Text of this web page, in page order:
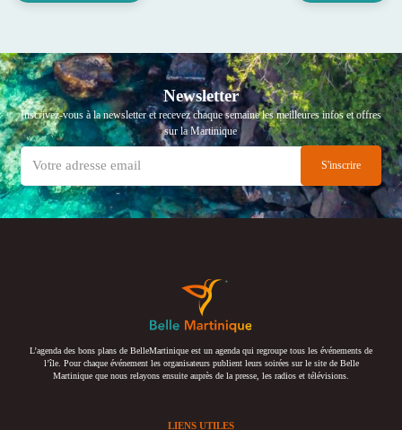
Newsletter
Inscrivez-vous à la newsletter et recevez chaque semaine les meilleures infos et offres
sur la Martinique
L’agenda des bons plans de BelleMartinique est un agenda qui regroupe tous les événements de
l’île. Pour chaque événement les organisateurs publient leurs soirées sur le site de Belle
Martinique que nous relayons ensuite auprès de la presse, les radios et télévisions.
LIENS UTILES